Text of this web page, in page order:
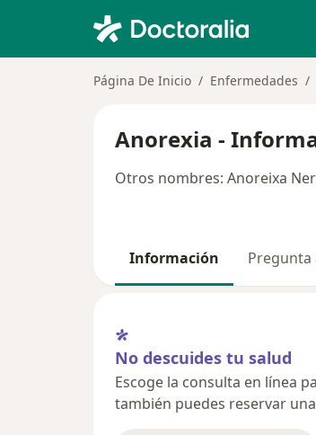
Página De Inicio Enfermedades
Anorexia -
Otros nombres: Anoreixa
Información Pregunta
No descuides tu salud
Escoge la consulta en línea
también puedes reservar